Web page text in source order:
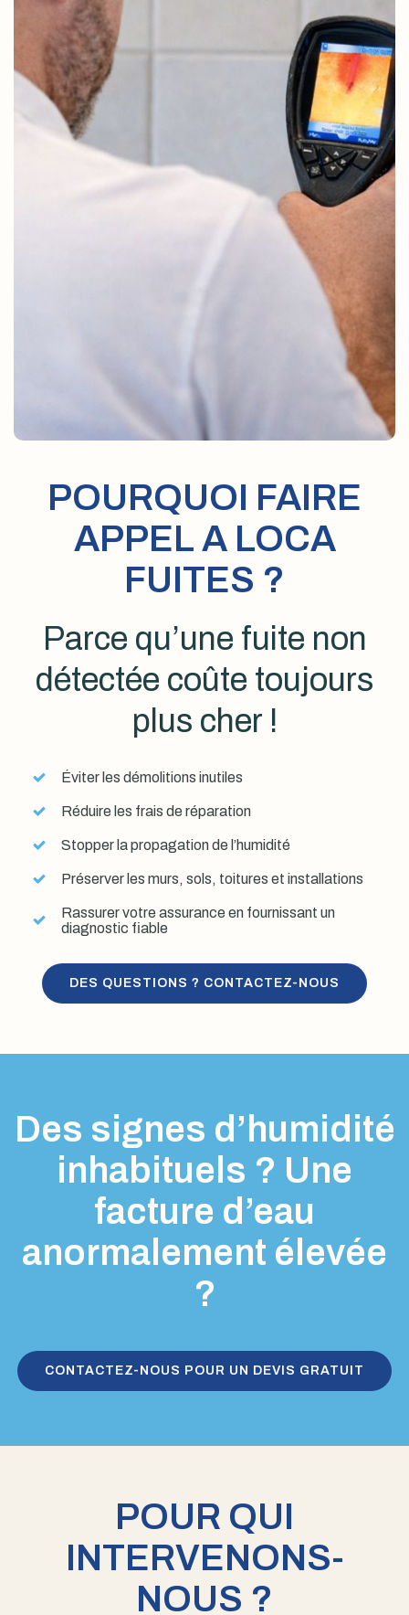
POURQUOI FAIRE
APPEL A LOCA
FUITES ?
Parce qu’une fuite non
détectée coûte toujours
plus cher !
Éviter les démolitions inutiles
Réduire les frais de réparation
Stopper la propagation de l’humidité
Préserver les murs, sols, toitures et installations
Rassurer votre assurance en fournissant un
diagnostic fiable
DES QUESTIONS ? CONTACTEZ-NOUS
Des signes d’humidité
inhabituels ? Une
facture d’eau
anormalement élevée
?
CONTACTEZ-NOUS POUR UN DEVIS GRATUIT
POUR QUI
INTERVENONS-
NOUS ?